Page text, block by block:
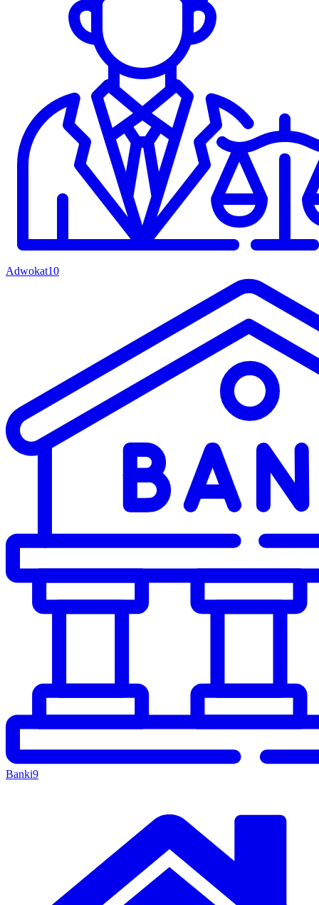
Adwokat10
Banki9